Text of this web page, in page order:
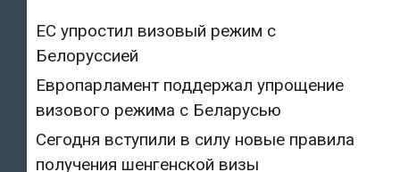
ЕС упростил визовый режим с
Белоруссией
Европарламент поддержал упрощение
визового режима с Беларусью
Сегодня вступили в силу новые правила
получения шенгенской визы